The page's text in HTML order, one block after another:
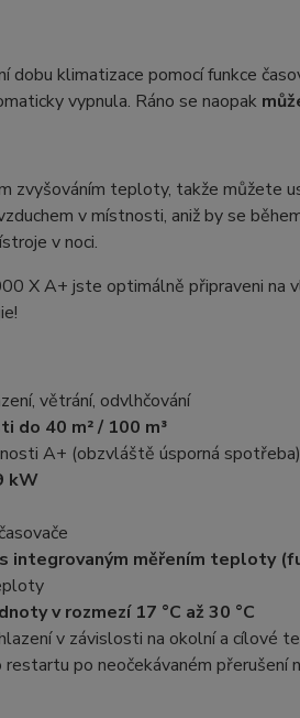
dobu klimatizace pomocí funkce
vypnula. Ráno se naopak
zvyšováním teploty, takže můžete
v místnosti, aniž by se
v noci.
X A+ jste optimálně připraveni
větrání, odvlhčování
do 40 m² / 100 m³
A+ (obzvláště úsporná spotřeba)
kW
integrovaným měřením teploty
v rozmezí 17 °C až 30 °C
v závislosti na okolní a cílové
po neočekávaném přerušení